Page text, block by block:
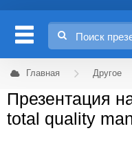
Главная Другое
Презентация
total quality